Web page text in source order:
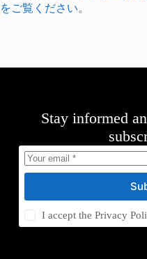
をご覧ください。
Stay informed
I accept thePrivacy